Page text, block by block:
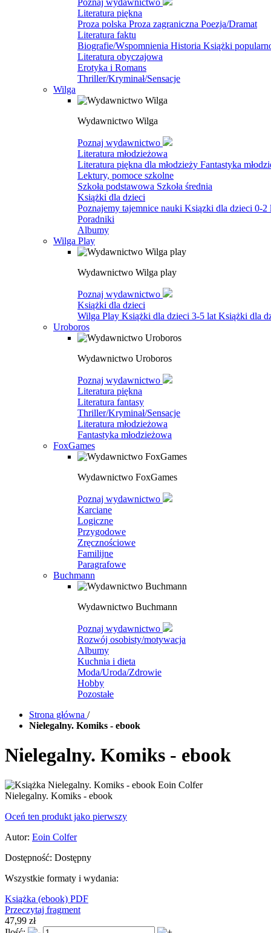
Poznaj wydawnictwo
Literatura piękna
Proza polska Proza zagraniczna Poezja/Dramat
Literatura faktu
Biografie/Wspomnienia Historia Książki
Literatura obyczajowa
Erotyka i Romans
Thriller/Kryminał/Sensacje
Wilga
Wydawnictwo Wilga
Poznaj wydawnictwo
Literatura młodzieżowa
Literatura piękna dla młodzieży Fantastyka
Lektury, pomoce szkolne
Szkoła podstawowa Szkoła średnia
Książki dla dzieci
Poznajemy tajemnice nauki Ksiązki dla dzieci 0-2
Poradniki
Albumy
Wilga Play
Wydawnictwo Wilga play
Poznaj wydawnictwo
Książki dla dzieci
Wilga Play Książki dla dzieci 3-5 lat Książki dla
Uroboros
Wydawnictwo Uroboros
Poznaj wydawnictwo
Literatura piękna
Literatura fantasy
Thriller/Kryminał/Sensacje
Literatura młodzieżowa
Fantastyka młodzieżowa
FoxGames
Wydawnictwo FoxGames
Poznaj wydawnictwo
Karciane
Logiczne
Przygodowe
Zręcznościowe
Familijne
Paragrafowe
Buchmann
Wydawnictwo Buchmann
Poznaj wydawnictwo
Rozwój osobisty/motywacja
Albumy
Kuchnia i dieta
Moda/Uroda/Zdrowie
Hobby
Pozostałe
Strona główna /
Nielegalny. Komiks - ebook
Nielegalny. Komiks - ebook
Nielegalny. Komiks - ebook
Oceń ten produkt jako pierwszy
Autor: Eoin Colfer
Dostępność: Dostępny
Wszystkie formaty i wydania:
Książka (ebook) PDF
Przeczytaj fragment
47,99 zł